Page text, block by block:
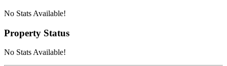
No Stats Available!
Property Status
No Stats Available!